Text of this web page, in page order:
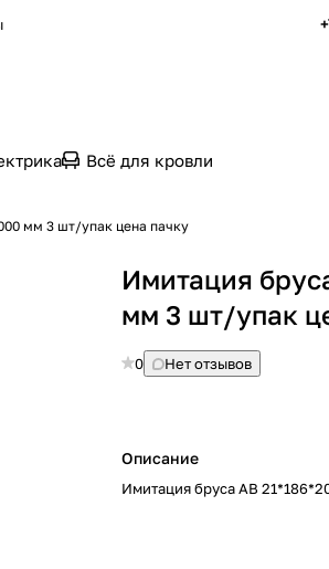
Всё для кровли
мм 3 шт/упак цена пачку
Имитация
мм 3 шт/упак
0 Нет отзывов
Описание
Имитация бруса АВ